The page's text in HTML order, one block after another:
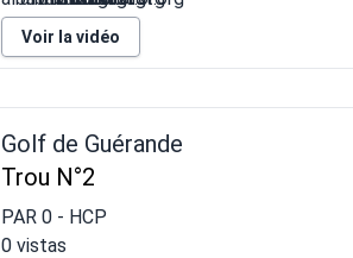
Voir la vidéo
Golf de Guérande
Trou N°2
PAR 0- HCP
0 vistas